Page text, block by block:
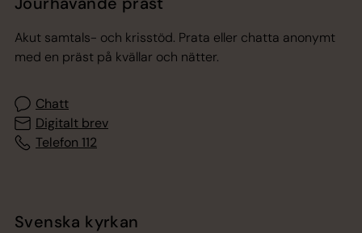
Akut samtals- och krisstöd. Prata eller chatta anonymt
med en präst på kvällar och nätter.
Chatt
Digitalt brev
Telefon 112
Svenska kyrkan